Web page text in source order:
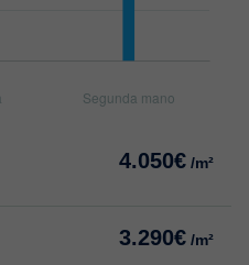
4.050€ /m²
3.290€ /m²